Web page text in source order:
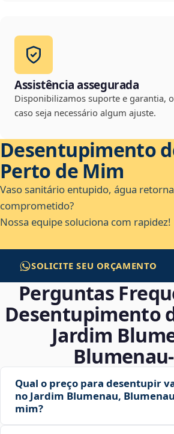
Assistência assegurada
Disponibilizamos suporte e garantia,
caso seja necessário algum ajuste.
Desentupimento
Perto de Mim
Vaso sanitário entupido, água
comprometido?
Nossa equipe soluciona com rapidez!
SOLICITE SEU ORÇAMENTO
Perguntas
Desentupimento
Jardim
Qual o preço para desentupir
no Jardim Blumenau,
mim?